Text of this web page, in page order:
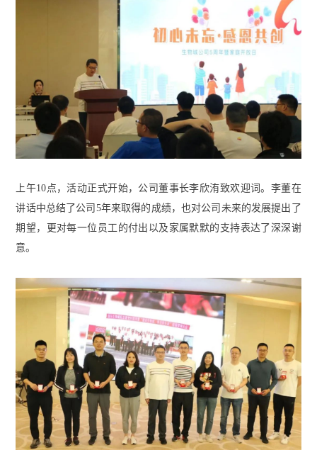
上午10点，活动正式开始，公司董事长李欣洧致欢迎词。李董在
讲话中总结了公司5年来取得的成绩，也对公司未来的发展提出了
期望，更对每一位员工的付出以及家属默默的支持表达了深深谢
意。